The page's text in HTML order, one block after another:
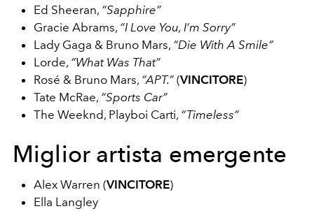
Ed Sheeran, “Sapphire”
Gracie Abrams, “I Love You, I’m Sorry”
Lady Gaga & Bruno Mars, “Die With A Smile”
Lorde, “What Was That”
Rosé & Bruno Mars, “APT.” (VINCITORE)
Tate McRae, “Sports Car”
The Weeknd, Playboi Carti, “Timeless”
Miglior artista emergente
Alex Warren (VINCITORE)
Ella Langley